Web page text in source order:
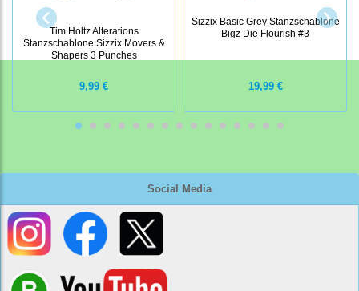
Social Media
Tim Holtz Alterations
Stanzschablone Sizzix Movers &
Shapers 3 Punches
9,99 €
Sizzix Basic Grey Stanzschablone
Bigz Die Flourish #3
19,99 €